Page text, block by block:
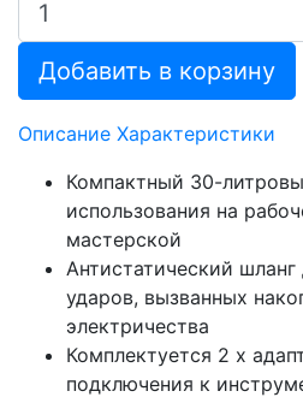
Добавить в корзину
Описание Характеристики
Компактный 30-
использования на
мастерской
Антистатический
ударов, вызванных
электричества
Комплектуется 2 х
подключения к